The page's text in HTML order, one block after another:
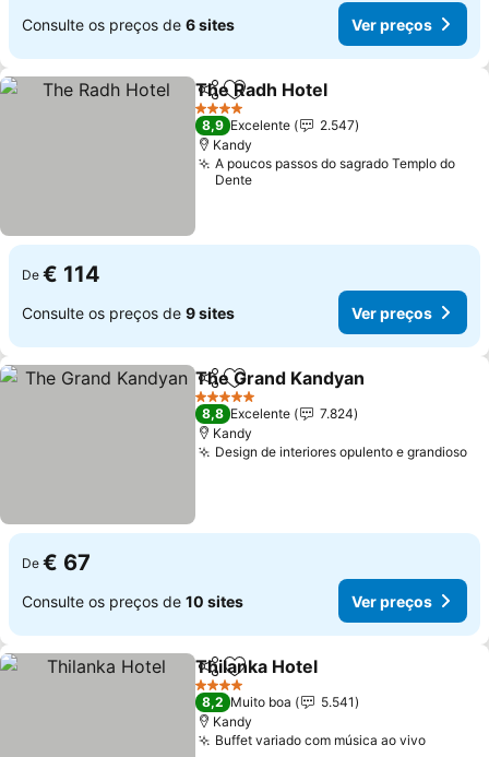
Consulte os preços de 6 sites Ver preços
PartilharAdicionar aos favoritos
The Radh Hotel
4 Estrelas
8,9 Excelente
2.547
Kandy
A poucos passos do sagrado Templo do
Dente
De € 114
Consulte os preços de 9 sites Ver preços
PartilharAdicionar aos favoritos
The Grand Kandyan
5 Estrelas
8,8 Excelente
7.824
Kandy
Design de interiores opulento e grandioso
De € 67
Consulte os preços de 10 sites Ver preços
PartilharAdicionar aos favoritos
Thilanka Hotel
4 Estrelas
8,2 Muito boa
5.541
Kandy
Buffet variado com música ao vivoVer